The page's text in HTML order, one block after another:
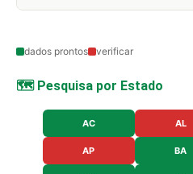
dados prontos verificar
🗺️ Pesquisa por Estado
AC AL
AP BA